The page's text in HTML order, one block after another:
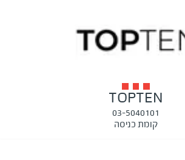
TOPTEN
03-5040101
קומת כניסה